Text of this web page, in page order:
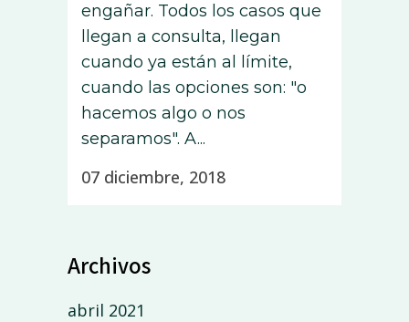
engañar. Todos los casos que
llegan a consulta, llegan
cuando ya están al límite,
cuando las opciones son: "o
hacemos algo o nos
separamos". A...
07 diciembre, 2018
Archivos
abril 2021